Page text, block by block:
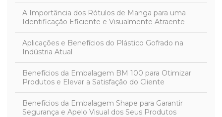
A Importância dos Rótulos de Manga para uma
Identificação Eficiente e Visualmente Atraente
Aplicações e Benefícios do Plástico Gofrado na
Indústria Atual
Benefícios da Embalagem BM 100 para Otimizar
Produtos e Elevar a Satisfação do Cliente
Benefícios da Embalagem Shape para Garantir
Segurança e Apelo Visual dos Seus Produtos